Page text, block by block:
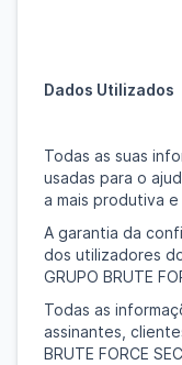
Dados Utilizados
Todas as suas
usadas para o
a mais produtiva
A garantia da
dos utilizadores
GRUPO BRUTE
Todas as
assinantes,
BRUTE FORCE